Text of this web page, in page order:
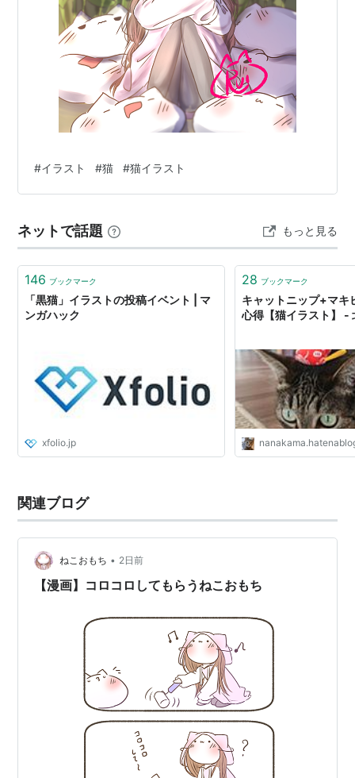
#イラスト #猫 #猫イラスト
ネットで話題 もっと見る
146 ブックマーク
「黒猫」イラストの投稿イベント | マ
ンガハック
xfolio.jp
28 ブックマーク
キャットニップ+マキ
心得【猫イラスト】 -
関連ブログ
ねこおもち • 2日前
【漫画】コロコロしてもらうねこおもち